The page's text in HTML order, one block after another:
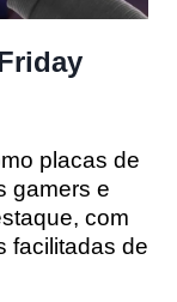
placas de
gamers e
com
facilitadas de